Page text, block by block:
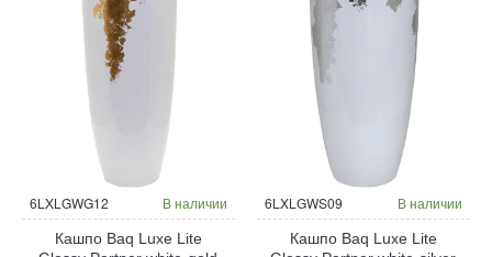
6LXLGWG12 В наличии
Кашпо Baq Luxe Lite
6LXLGWS09 В наличии
Кашпо Baq Luxe Lite